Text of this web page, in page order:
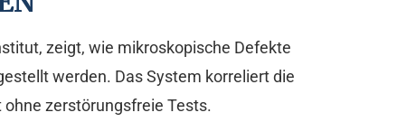
zeigt, wie mikroskopische Defekte
werden. Das System korreliert die
zerstörungsfreie Tests.